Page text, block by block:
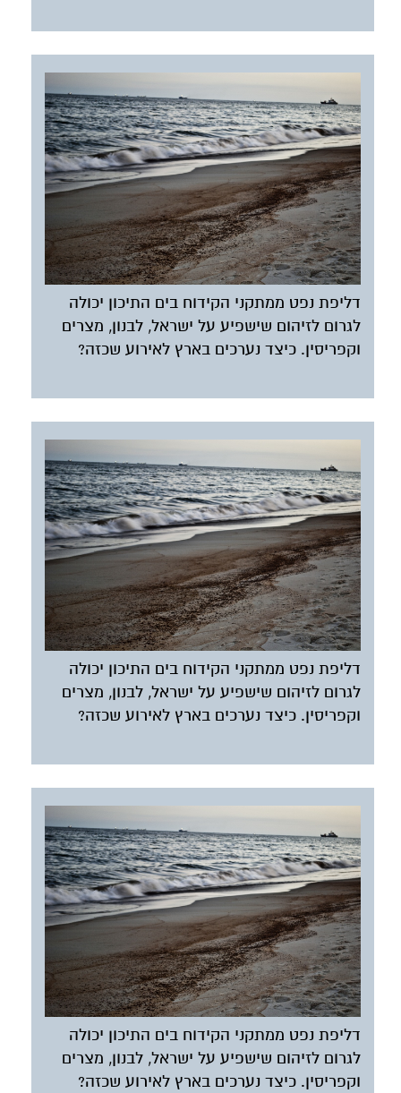
דליפת נפט ממתקני הקידוח בים התיכון יכולה
לגרום לזיהום שישפיע על ישראל, לבנון, מצרים
וקפריסין. כיצד נערכים בארץ לאירוע שכזה?
דליפת נפט ממתקני הקידוח בים התיכון יכולה
לגרום לזיהום שישפיע על ישראל, לבנון, מצרים
וקפריסין. כיצד נערכים בארץ לאירוע שכזה?
דליפת נפט ממתקני הקידוח בים התיכון יכולה
לגרום לזיהום שישפיע על ישראל, לבנון, מצרים
וקפריסין. כיצד נערכים בארץ לאירוע שכזה?